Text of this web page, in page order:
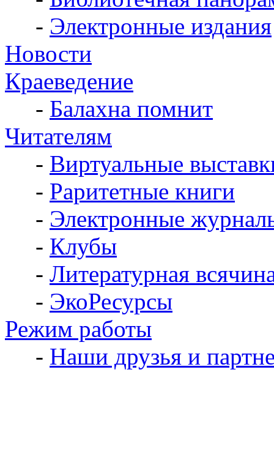
- Электронные издания
Новости
Краеведение
- Балахна помнит
Читателям
- Виртуальные
- Раритетные книги
- Электронные
- Клубы
- Литературная
- ЭкоРесурсы
Режим работы
- Наши друзья и